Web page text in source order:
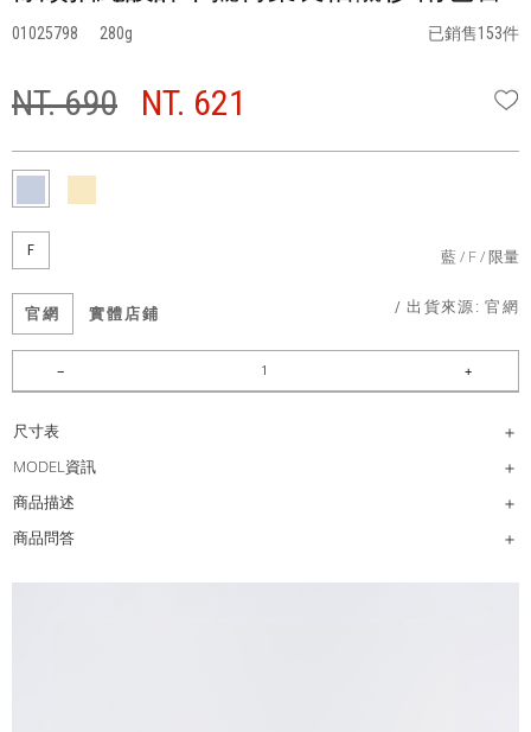
01025798 280 已銷售153件
NT. 690 NT. 621
F 藍 F 限量
官網 實體店鋪 / 出貨來源:官網
尺寸表
MODEL資訊
商品描述
商品問答